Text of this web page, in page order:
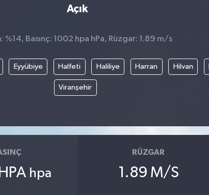
Açık
%14, Basınç: 1002 hpa hPa, Rüzgar: 1.89 m/s
Eyyübiye Halfeti Haliliye Harran Hilvan
Viranşehir
hpa
RÜZGAR
1.89 M/S